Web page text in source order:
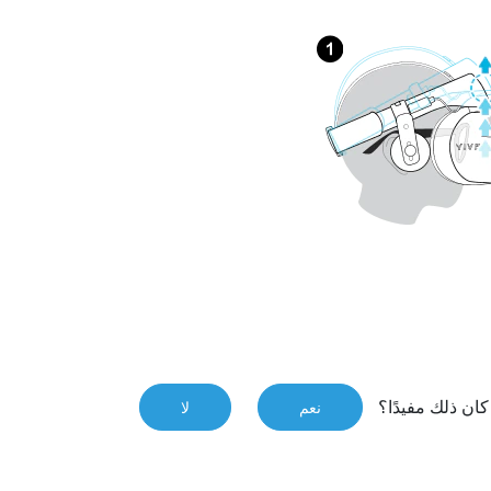
ذلك مفيدًا؟ نعم لا